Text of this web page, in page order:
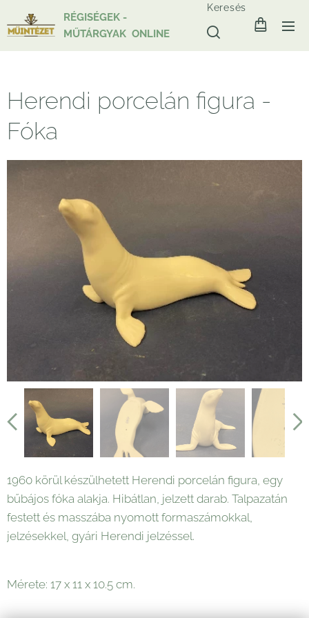
RÉGISÉGEK -
MŰTÁRGYAK ONLINE
Keresés
Herendi porcelán figura -
Fóka
1960 körül készülhetett Herendi porcelán figura, egy
bűbájos fóka alakja. Hibátlan, jelzett darab. Talpazatán
festett és masszába nyomott formaszámokkal,
jelzésekkel, gyári Herendi jelzéssel.
Mérete: 17 x 11 x 10.5 cm.